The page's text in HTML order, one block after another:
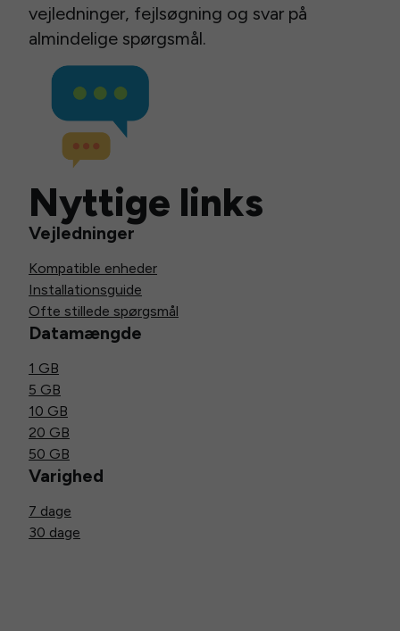
vejledninger, fejlsøgning og svar på
almindelige spørgsmål.
Nyttige links
Vejledninger
Kompatible enheder
Installationsguide
Ofte stillede spørgsmål
Datamængde
1 GB
5 GB
10 GB
20 GB
50 GB
Varighed
7 dage
30 dage